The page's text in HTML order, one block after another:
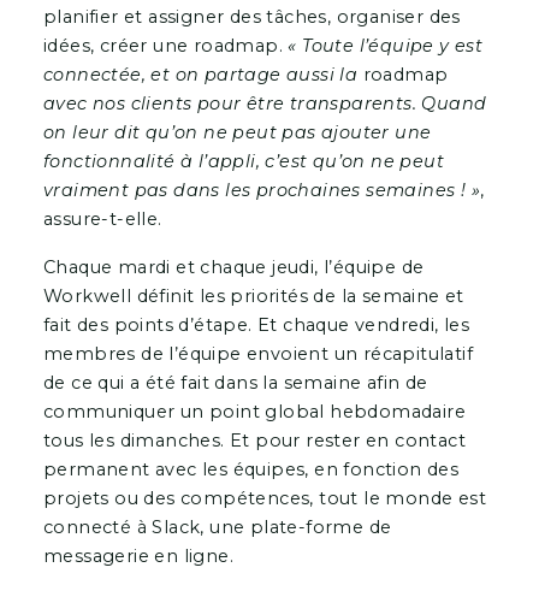
planifier et assigner des tâches, organiser des
idées, créer une roadmap.« Toute l’équipe y est
connectée, et on partage aussi la roadmap
avec nos clients pour être transparents. Quand
on leur dit qu’on ne peut pas ajouter une
fonctionnalité à l’appli, c’est qu’on ne peut
vraiment pas dans les prochaines semaines ! »,
assure-t-elle.
Chaque mardi et chaque jeudi, l’équipe de
Workwell définit les priorités de la semaine et
fait des points d’étape. Et chaque vendredi, les
membres de l’équipe envoient un récapitulatif
de ce qui a été fait dans la semaine afin de
communiquer un point global hebdomadaire
tous les dimanches. Et pour rester en contact
permanent avec les équipes, en fonction des
projets ou des compétences, tout le monde est
connecté à Slack, une plate-forme de
messagerie en ligne.